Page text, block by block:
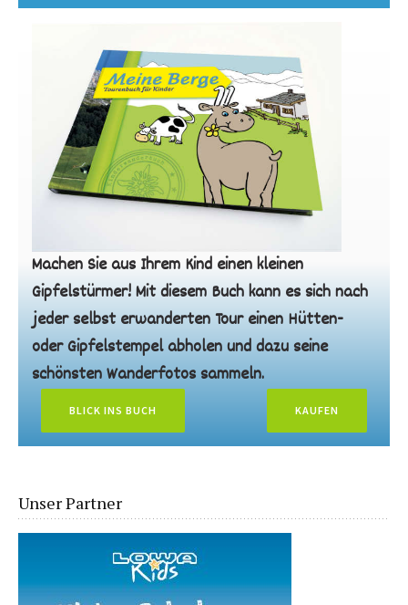
Machen Sie aus Ihrem Kind einen kleinen
Gipfelstürmer! Mit diesem Buch kann es sich nach
jeder selbst erwanderten Tour einen Hütten-
oder Gipfelstempel abholen und dazu seine
schönsten Wanderfotos sammeln.
BLICK INS BUCH KAUFEN
Unser Partner